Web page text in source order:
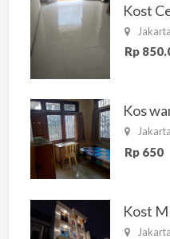
Kost
Jakarta
Rp
Jakarta
Rp 650